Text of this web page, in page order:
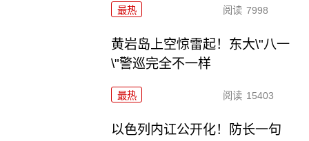
最热 阅读 7998
黄岩岛上空惊雷起！东大\"八一
\"警巡完全不一样
最热 阅读 15403
以色列内讧公开化！防长一句